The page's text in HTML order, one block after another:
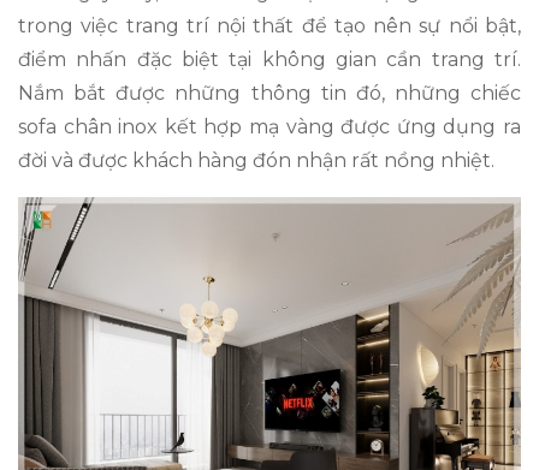
trong việc trang trí nội thất để tạo nên sự nổi bật,
điểm nhấn đặc biệt tại không gian cần trang trí.
Nắm bắt được những thông tin đó, những chiếc
sofa chân inox kết hợp mạ vàng được ứng dụng ra
đời và được khách hàng đón nhận rất nồng nhiệt.